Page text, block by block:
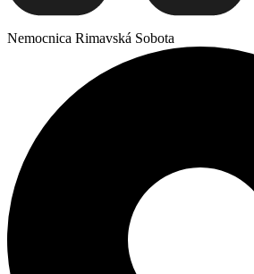
Nemocnica Rimavská Sobota